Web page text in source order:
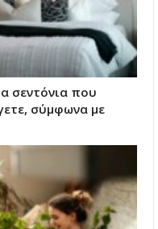
σεντόνια που
σύμφωνα με